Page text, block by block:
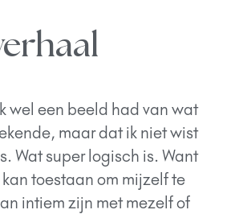
wel een beeld had van wat
maar dat ik niet wist
Wat super logisch is. Want
toestaan om mijzelf te
intiem zijn met mezelf of